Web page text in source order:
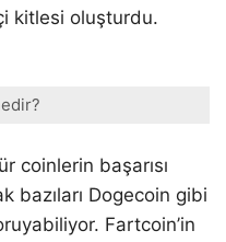
kitlesi oluşturdu.
coinlerin başarısı
bazıları Dogecoin gibi
Fartcoin’in